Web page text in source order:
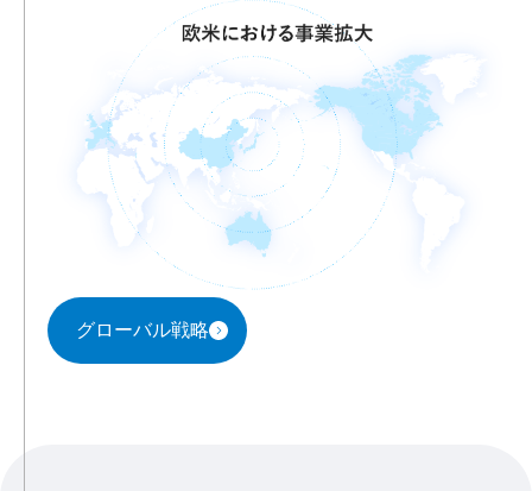
グローバル戦略